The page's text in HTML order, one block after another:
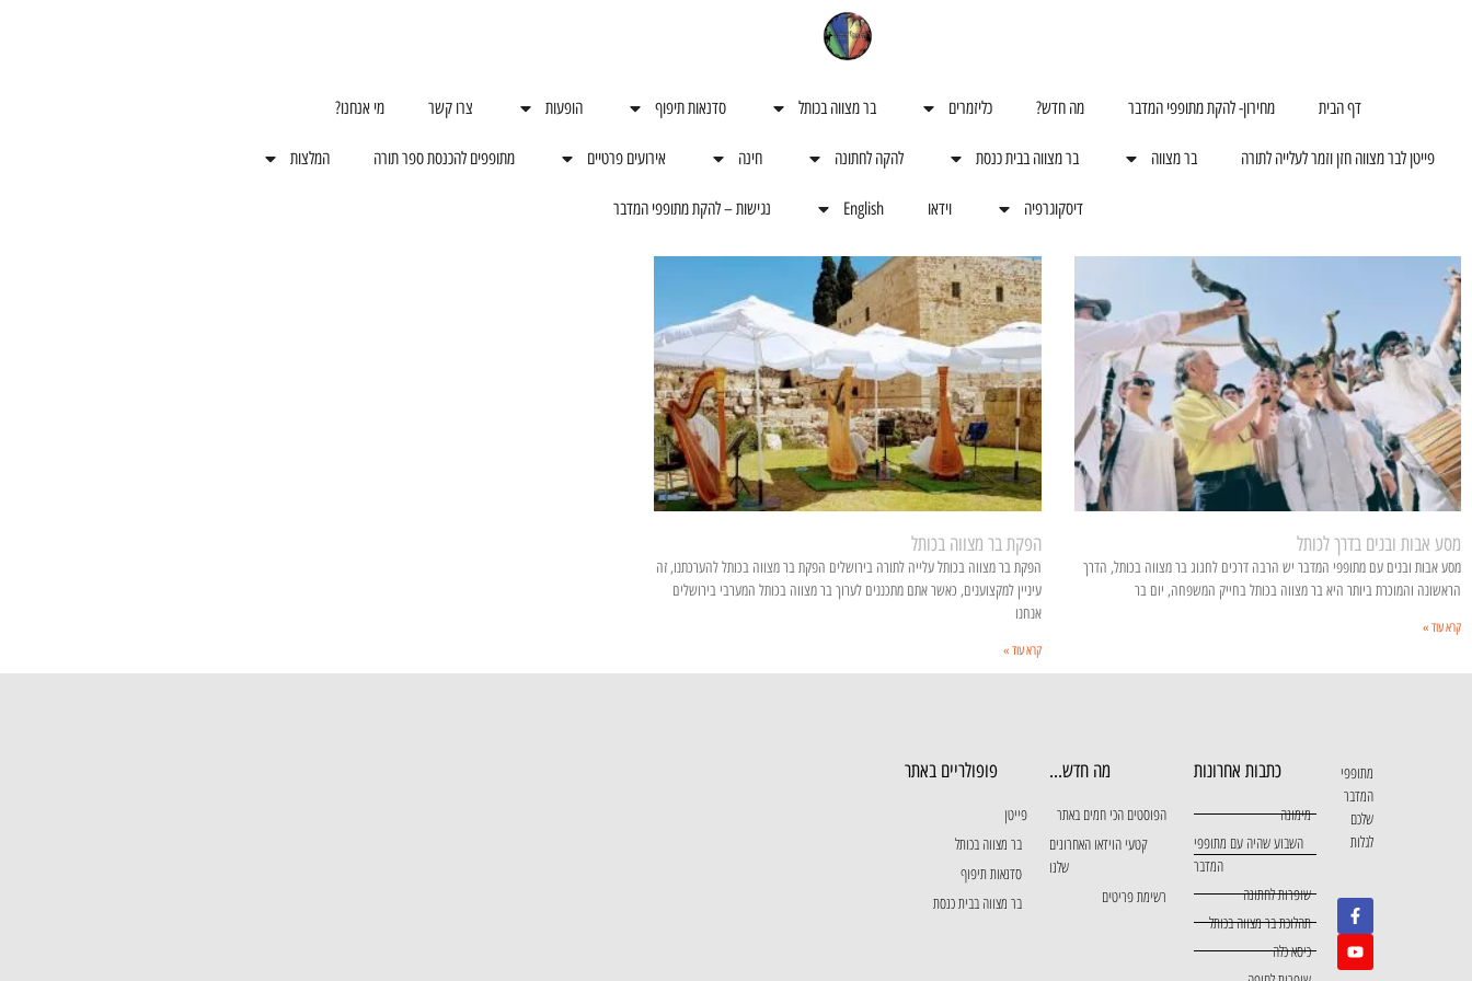
דף הבית מחירון- להקת מתופפי המדבר מה חדש? כליזמרים בר מצווה בכותל סדנאות תיפוף הופעות צרו קשר מי אנחנו?
פייטן לבר מצווה חזן וזמר לעלייה לתורה בר מצווה בר מצווה בבית כנסת להקה לחתונה חינה אירועים פרטיים מתופפים להכנסת ספר תורה המלצות
דיסקוגרפיה וידאו English נגישות – להקת מתופפי המדבר
מסע אבות ובנים בדרך לכותל
מסע אבות ובנים עם מתופפי המדבר יש הרבה דרכים לחגוג בר מצווה בכותל, הדרך
הראשונה והמוכרת ביותר היא בר מצווה בכותל בחייק המשפחה, יום בר
קרא עוד »
הפקת בר מצווה בכותל
הפקת בר מצווה בכותל עלייה לתורה בירושלים הפקת בר מצווה בכותל להערכתנו, זה
עיניין למקצוענים, כאשר אתם מתכננים לערוך בר מצווה בכותל המערבי בירושלים
אנחנו
קרא עוד »
מתופפי
המדבר
שלכם
לגלות
כתבות אחרונות
מימונה
השבוע שהיה עם מתופפי
המדבר
שופרות לחתונה
תהלוכת בר מצווה בכותל
כיסא כלה
מה חדש...
הפוסטים הכי חמים באתר
קטעי הוידאו האחרונים
שלנו
רשימת פריטים
פופולריים באתר
פייטן
בר מצווה בכותל
סדנאות תיפוף
בר מצווה בבית כנסת